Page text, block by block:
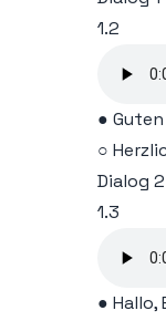
1.2
●
○
Dialog 2
1.3
● Hallo,